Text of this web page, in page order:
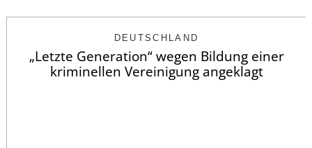
DEUTSCHLAND
„Letzte Generation“ wegen Bildung einer
kriminellen Vereinigung angeklagt